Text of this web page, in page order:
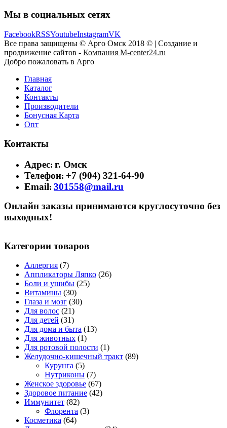
Мы в социальных сетях
FacebookRSSYoutubeInstagramVK
Все права защищены © Арго Омск 2018 © | Создание и
продвижение сайтов - Компания M-center24.ru
Добро пожаловать в Арго
Главная
Каталог
Контакты
Производители
Бонусная Карта
Опт
Контакты
Адрес: г. Омск
Телефон: +7 (904) 321-64-90
Email: 301558@mail.ru
Онлайн заказы принимаются круглосуточно без
выходных!
Категории товаров
Аллергия (7)
Аппликаторы Ляпко (26)
Боли и ушибы (25)
Витамины (30)
Глаза и мозг (30)
Для волос (21)
Для детей (31)
Для дома и быта (13)
Для животных (1)
Для ротовой полости (1)
Желудочно-кишечный тракт (89)
Курунга (5)
Нутриконы (7)
Женское здоровье (67)
Здоровое питание (42)
Иммунитет (82)
Флорента (3)
Косметика (64)